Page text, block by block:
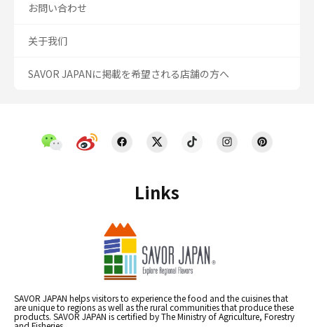
Links
SAVOR JAPAN helps visitors to experience the food and the cuisines that
are unique to regions as well as the rural communities that produce these
products. SAVOR JAPAN is certified by The Ministry of Agriculture, Forestry
お問い合わせ
关于我们
SAVOR JAPANに掲載を希望される店舗の方へ